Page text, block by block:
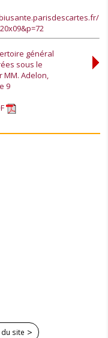
général
sous le
Adelon,
9
du site